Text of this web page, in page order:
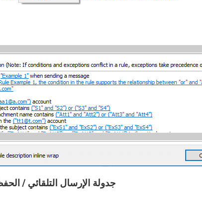
4. جدولة الإرسال التلقائي /